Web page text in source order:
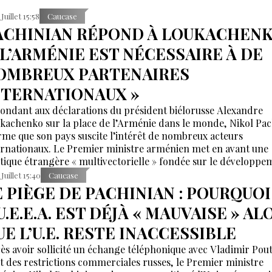
15:58 Caucase
RÉPOND À
EST NÉCESSAIRE À DE
PARTENAIRES
»
aux déclarations du président biélorusse Alexandre
sur la place de l’Arménie dans le monde, Nikol
que son pays suscite l’intérêt de nombreux acteurs
Le Premier ministre arménien met en avant une
étrangère « multivectorielle » fondée sur le
avec différentes puissances régionales et
15:40 Caucase
PIÈGE DE PACHINIAN : POURQUOI
EST DÉJÀ « MAUVAISE »
L’U.E. RESTE INACCESSIBLE
avoir sollicité un échange téléphonique avec Vladimir
des restrictions commerciales russes, le Premier ministre